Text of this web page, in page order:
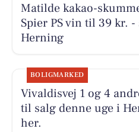
Matilde kakao-
Spier PS vin til 39 kr.
Herning
BOLIGMARKED
Vivaldisvej 1 og 4
til salg denne uge i
her.